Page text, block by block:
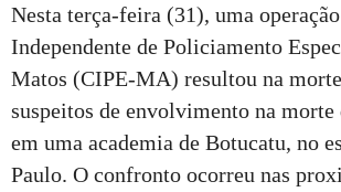
Nesta terça-feira (31), uma
Independente de Policiamento
Matos (CIPE-MA) resultou na
suspeitos de envolvimento na morte
em uma academia de Botucatu, no
Paulo. O confronto ocorreu nas